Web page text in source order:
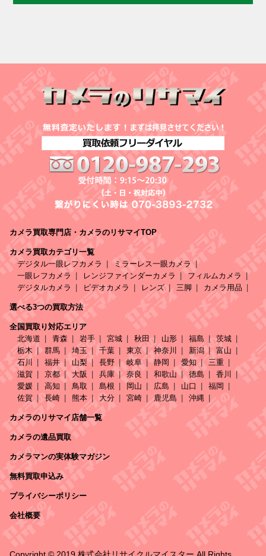
カメラ買取専門店・カメラのリサマイTOP
カメラ買取カテゴリ一覧
デジタル一眼レフカメラ
ミラーレス一眼カメラ
一眼レフカメラ
レンジファインダーカメラ
フィルムカメラ
デジタルカメラ
ビデオカメラ レンズ 三脚 カメラ用品
選べる3つの買取方法
全国買取り対応エリア
北海道
青森 岩手 宮城 秋田 山形 福島
茨城
栃木
群馬 埼玉 千葉 東京 神奈川 新潟
富山
石川
福井 山梨 長野 岐阜 静岡 愛知
三重
滋賀
京都 大阪 兵庫 奈良 和歌山 徳島
香川
愛媛
高知 鳥取 島根 岡山 広島 山口
福岡
佐賀
長崎 熊本 大分 宮崎 鹿児島 沖縄
カメラのリサマイ店舗一覧
カメラの遺品買取
カメラマンの実体験マガジン
無料買取申込み
プライバシーポリシー
会社概要